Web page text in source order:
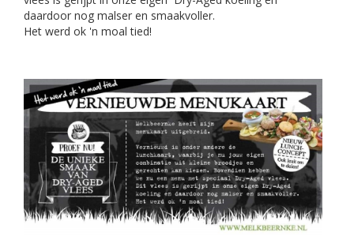
daardoor nog malser en smaakvoller.
Het werd ok 'n moal tied!